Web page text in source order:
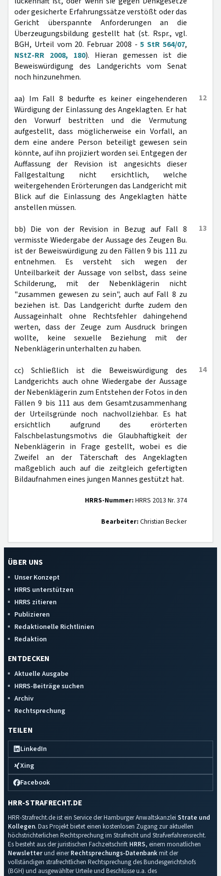
oder gesicherte Erfahrungssätze verstößt oder das
Gericht überspannte Anforderungen an die
Überzeugungsbildung gestellt hat (st. Rspr., vgl.
BGH, Urteil vom 20. Februar 2008 -5 StR 564/07,
NStZ-RR 2008, 180). Hieran gemessen ist die
Beweiswürdigung des Landgerichts vom Senat
noch hinzunehmen.
12
aa) Im Fall 8 bedurfte es keiner eingehenderen
Würdigung der Einlassung des Angeklagten. Er hat
den Vorwurf bestritten und die Vermutung
aufgestellt, dass möglicherweise ein Vorfall, an
dem eine andere Person beteiligt gewesen sein
könnte, auf ihn projiziert worden sei. Entgegen der
Auffassung der Revision ist angesichts dieser
Fallgestaltung nicht ersichtlich, welche
weitergehenden Erörterungen das Landgericht mit
Blick auf die Einlassung des Angeklagten hätte
anstellen müssen.
13
bb) Die von der Revision in Bezug auf Fall 8
vermisste Wiedergabe der Aussage des Zeugen Bu.
ist der Beweiswürdigung zu den Fällen 9 bis 111 zu
entnehmen. Es versteht sich wegen der
Unteilbarkeit der Aussage von selbst, dass seine
Schilderung, mit der Nebenklägerin nicht
"zusammen gewesen zu sein", auch auf Fall 8 zu
beziehen ist. Das Landgericht durfte zudem den
Aussageinhalt ohne Rechtsfehler dahingehend
werten, dass der Zeuge zum Ausdruck bringen
wollte, keine sexuelle Beziehung mit der
Nebenklägerin unterhalten zu haben.
14
cc) Schließlich ist die Beweiswürdigung des
Landgerichts auch ohne Wiedergabe der Aussage
der Nebenklägerin zum Entstehen der Fotos in den
Fällen 9 bis 111 aus dem Gesamtzusammenhang
der Urteilsgründe noch nachvollziehbar. Es hat
ersichtlich aufgrund des erörterten
Falschbelastungsmotivs die Glaubhaftigkeit der
Nebenklägerin in Frage gestellt, wobei es die
Zweifel an der Täterschaft des Angeklagten
maßgeblich auch auf die zeitgleich gefertigten
Bildaufnahmen eines jungen Mannes gestützt hat.
HRRS-Nummer: HRRS 2013 Nr. 374
Bearbeiter: Christian Becker
ÜBER UNS
Unser Konzept
HRRS unterstützen
HRRS zitieren
Publizieren
Redaktionelle Richtlinien
Redaktion
ENTDECKEN
Aktuelle Ausgabe
HRRS-Beiträge suchen
Archiv
Rechtsprechung
TEILEN
LinkedIn
Xing
Facebook
HRR-STRAFRECHT.DE
HRR-Strafrecht.de ist ein Service der Hamburger Anwaltskanzlei Strate und
Kollegen. Das Projekt bietet einen kostenlosen Zugang zur aktuellen
höchstrichterlichen Rechtsprechung im Strafrecht und Strafverfahrensrecht.
Es besteht aus der juristischen Fachzeitschrift HRRS, einem monatlichen
Newsletterund einerRechtsprechungs-Datenbankmit der
vollständigen strafrechtlichen Rechtsprechung des Bundesgerichtshofs
(BGH) und ausgewählter Urteile und Beschlüsse u.a. des